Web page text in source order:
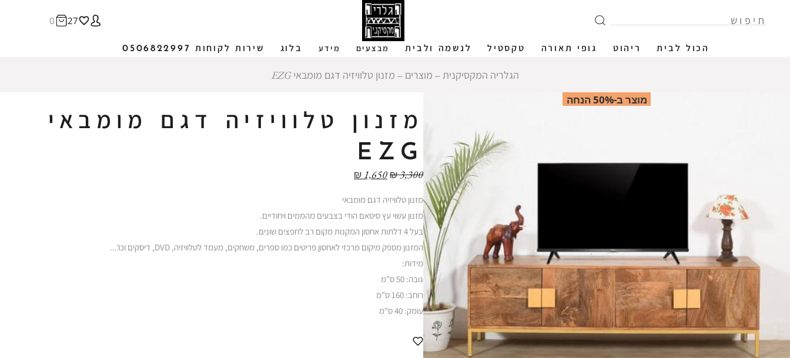
הכול לבית ריהוט גופי תאורה טקסטיל לנשמה ולבית מבצעים מידע בלוג שירות לקוחות 0506822997
27
0
הגלריה המקסיקנית ‒ מוצרים ‒ מזנון טלוויזיה דגם מומבאי EZG
מוצר ב-50% הנחה
מזנון טלוויזיה דגם מומבאי
EZG
₪3,300
₪1,650
מזנון טלוויזיה דגם מומבאי
מזנון עשוי עץ סיסאם הודי בצבעים מהממים ויחודיים.
בעל 4 דלתות אחסון המקנות מקום רב לחפצים שונים.
המזנון מספק מיקום מרכזי לאחסון פריטים כמו ספרים, משחקים, מעמד לטלוויזיה, DVD, דיסקים וכו'...
מידות:
גובה: 50 ס"מ
רוחב: 160 ס"מ
עומק: 40 ס"מ